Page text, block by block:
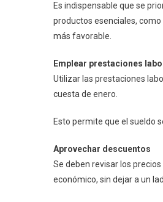
Es indispensable que se
productos esenciales,
más favorable.
Emplear prestaciones
Utilizar las prestaciones
cuesta de enero.
Esto permite que el sueldo
Aprovechar descuentos
Se deben revisar los
económico, sin dejar a un